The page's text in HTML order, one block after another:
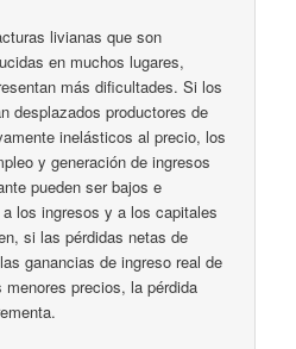
livianas que son
en muchos lugares,
más dificultades. Si los
desplazados productores de
inelásticos al precio, los
y generación de ingresos
pueden ser bajos e
los ingresos y a los capitales
si las pérdidas netas de
ganancias de ingreso real de
precios, la pérdida